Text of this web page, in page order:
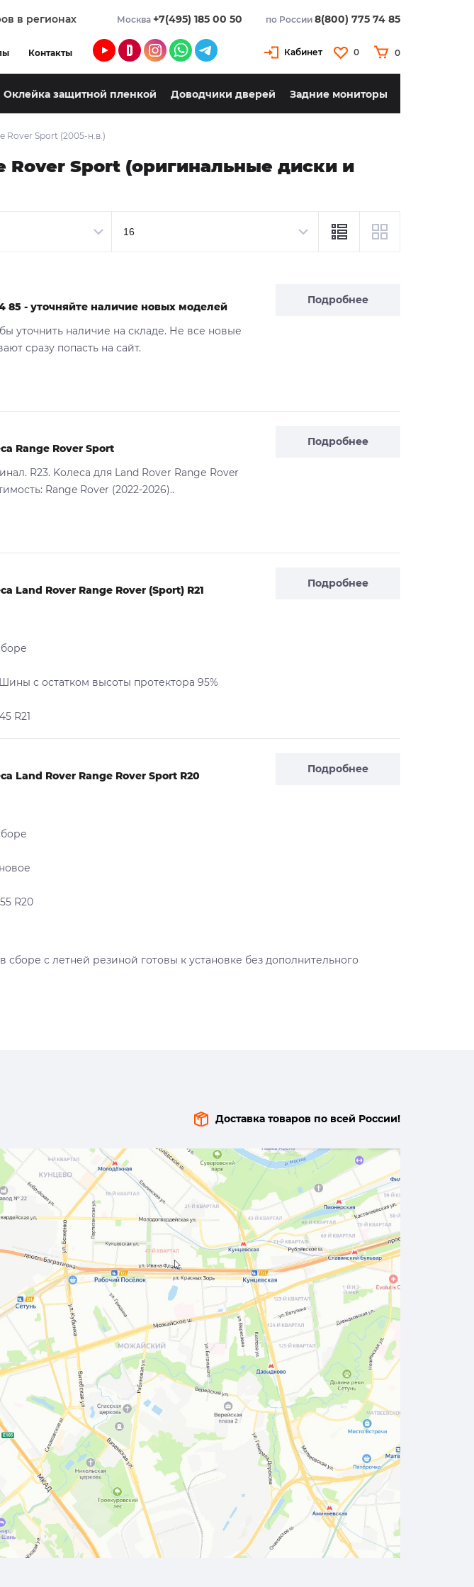
в регионах Москва +7(495) 185 00 50 по России 8(800) 775 74 85
Контакты Кабинет 0 0
Оклейка защитной пленкой Доводчики дверей Задние мониторы
Rover Sport (2005-н.в.)
Rover Sport (оригинальные диски и
Подробнее
85 - уточняйте наличие новых моделей
уточнить наличие на складе. Не все новые
сразу попасть на сайт.
Подробнее
Range Rover Sport
R23. Koлеса для Lаnd Rovеr Rangе Rover
Range Rover (2022-2026)..
Подробнее
Land Rover Range Rover (Sport) R21
Шины с остатком высоты протектора 95%
R21
Подробнее
Land Rover Range Rover Sport R20
R20
сборе с летней резиной готовы к установке без дополнительного
Доставка товаров по всей России!